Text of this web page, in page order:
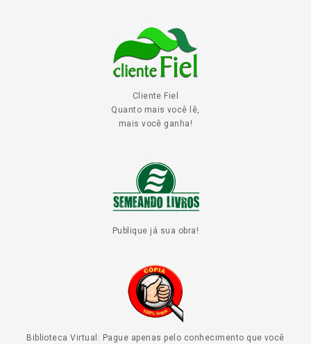
Cliente Fiel
Quanto mais você lê,
mais você ganha!
Publique já sua obra!
Biblioteca Virtual: Pague apenas pelo conhecimento que você